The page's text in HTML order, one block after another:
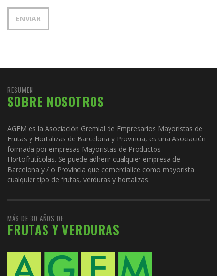
RESUMEN
SOBRE NOSOTROS
AGEM es la Asociación Gremial de Empresarios Mayoristas de
Frutas y Hortalizas de Barcelona y Provincia, es una Asociación
formada por empresas Mayoristas de Productos
Hortofrutícolas. Se puede adherir cualquier empresa de
Barcelona y / o Provincia que comercialice como mayorista
cualquier tipo de frutas, verduras y hortalizas.
MÁS DE 30 AÑOS DE
FRUTAS Y VERDURAS